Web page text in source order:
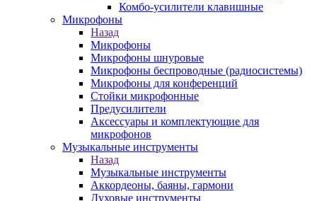
Комбо-усилители клавишные
Микрофоны
Назад
Микрофоны
Микрофоны шнуровые
Микрофоны беспроводные (радиосистемы)
Микрофоны для конференций
Стойки микрофонные
Предусилители
Аксессуары и комплектующие для
микрофонов
Музыкальные инструменты
Назад
Музыкальные инструменты
Аккордеоны, баяны, гармони
Духовые инструменты